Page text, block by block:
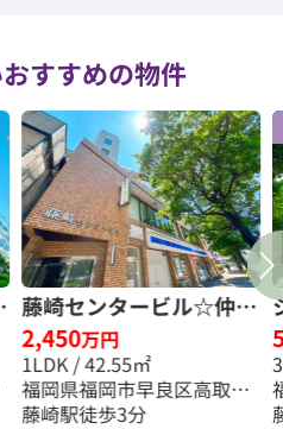
すすめの物件
藤崎センタービル☆仲介
手数料無料☆
2,450万円
1LDK / 42.55㎡
福岡県福岡市早良区高取２
丁目
藤崎駅徒歩3分